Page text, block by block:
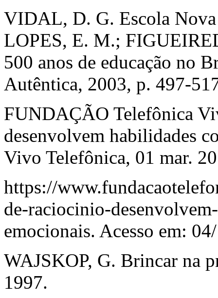
VIDAL, D. G. Escola
LOPES, E. M.;
500 anos de educação no
Autêntica, 2003, p. 497-
FUNDAÇÃO Telefônica
desenvolvem habilidades
Vivo Telefônica, 01 mar.
https://
de-raciocinio-
emocionais. Acesso em:
WAJSKOP, G. Brincar na
1997.